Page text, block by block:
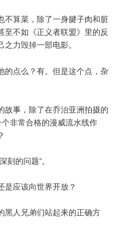
不算菜，除了一身腱子肉和脏
不如《正义者联盟》里的反
力毁掉一部电影。
的点么？有。但是这个点，杂
故事，除了在乔治亚洲拍摄的
非常合格的漫威流水线作
的问题”。
是应该向世界开放？
黑人兄弟们站起来的正确方